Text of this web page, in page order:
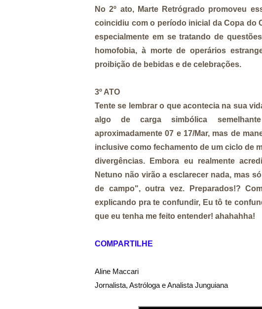
No 2º ato, Marte Retrógrado promoveu
coincidiu com o período inicial da Copa do
especialmente em se tratando de
homofobia, à morte de operários
proibição de bebidas e de celebrações.
3º ATO
Tente se lembrar o que acontecia na sua
algo de carga simbólica
aproximadamente 07 e 17/Mar, mas de
inclusive como fechamento de um ciclo de
divergências. Embora eu realmente
Netuno não virão a esclarecer nada, mas
de campo", outra vez. Preparados!?
explicando pra te confundir, Eu tô te
que eu tenha me feito entender! ahahahha!
COMPARTILHE
Aline Maccari
Jornalista, Astróloga e Analista Junguiana